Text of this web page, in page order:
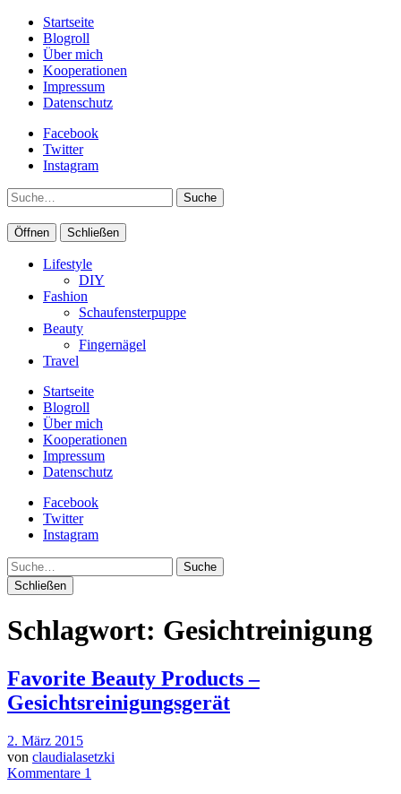
Startseite
Blogroll
Über mich
Kooperationen
Impressum
Datenschutz
Facebook
Twitter
Instagram
Suche
Öffnen Schließen
Lifestyle
DIY
Fashion
Schaufensterpuppe
Beauty
Fingernägel
Travel
Startseite
Blogroll
Über mich
Kooperationen
Impressum
Datenschutz
Facebook
Twitter
Instagram
Suche
Schließen
Schlagwort: Gesichtreinigung
Favorite Beauty Products –
Gesichtsreinigungsgerät
2. März 2015
von claudialasetzki
Kommentare 1